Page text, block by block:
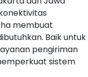
membuat
Baik untuk
pengiriman
sistem